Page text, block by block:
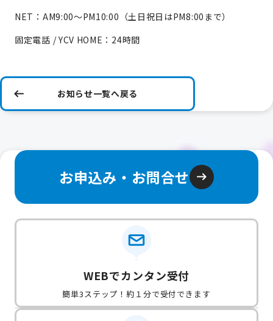
NET：AM9:00～PM10:00（土日祝日はPM8:00まで）
固定電話 / YCV HOME：24時間
お知らせ一覧へ戻る
お申込み・お問合せ
WEBでカンタン受付
簡単3ステップ！約１分で受付できます